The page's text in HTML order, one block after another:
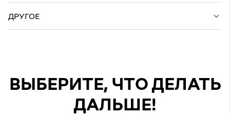
ДРУГОЕ
ВЫБЕРИТЕ, ЧТО ДЕЛАТЬ
ДАЛЬШЕ!